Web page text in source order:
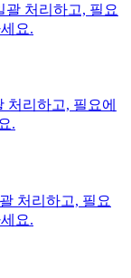
괄 처리하고, 필요
요.
처리하고, 필요에
.
처리하고, 필요
요.